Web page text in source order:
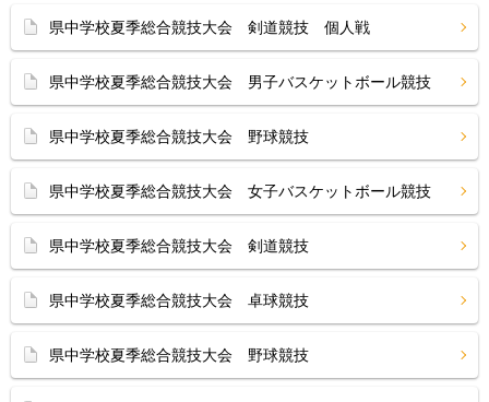
県中学校夏季総合競技大会 剣道競技 個人戦
県中学校夏季総合競技大会 男子バスケットボール競技
県中学校夏季総合競技大会 野球競技
県中学校夏季総合競技大会 女子バスケットボール競技
県中学校夏季総合競技大会 剣道競技
県中学校夏季総合競技大会 卓球競技
県中学校夏季総合競技大会 野球競技